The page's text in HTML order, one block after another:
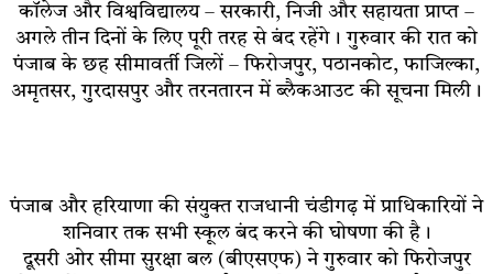
कॉलेज और विश्वविद्यालय – सरकारी, निजी और सहायता प्राप्त –
अगले तीन दिनों के लिए पूरी तरह से बंद रहेंगे। गुरुवार की रात को
पंजाब के छह सीमावर्ती जिलों – फिरोजपुर, पठानकोट, फाजिल्का,
अमृतसर, गुरदासपुर और तरनतारन में ब्लैकआउट की सूचना मिली।
पंजाब और हरियाणा की संयुक्त राजधानी चंडीगढ़ में प्राधिकारियों ने
शनिवार तक सभी स्कूल बंद करने की घोषणा की है।
दूसरी ओर सीमा सुरक्षा बल (बीएसएफ) ने गुरुवार को फिरोजपुर